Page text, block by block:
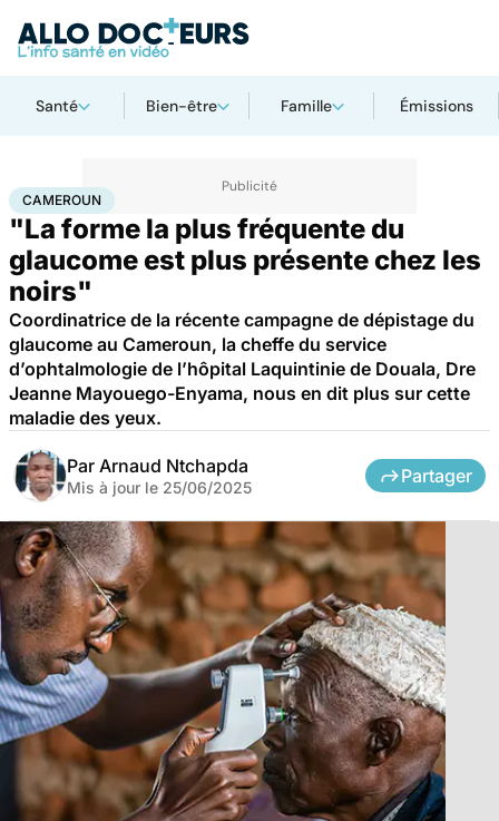
Santé Bien-être Famille Émissions
AccueilSanté Maladies Cameroun
CAMEROUN
"La forme la plus fréquente du
glaucome est plus présente chez les
noirs"
Coordinatrice de la récente campagne de dépistage du
glaucome au Cameroun, la cheffe du service
d’ophtalmologie de l’hôpital Laquintinie de Douala, Dre
Jeanne Mayouego-Enyama, nous en dit plus sur cette
maladie des yeux.
Par Arnaud Ntchapda
Mis à jour le 25/06/2025
Partager